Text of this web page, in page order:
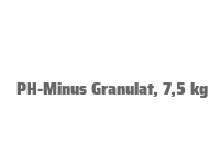
PH-Minus Granulat, 7,5 kg